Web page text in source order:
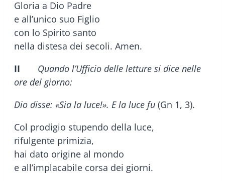
Gloria a Dio Padre
e all’unico suo Figlio
con lo Spirito santo
nella distesa dei secoli. Amen.
II
Quando l’Ufficio delle letture si dice nelle
ore del giorno:
Dio disse: «Sia la luce!». E la luce fu (Gn 1, 3).
Col prodigio stupendo della luce,
rifulgente primizia,
hai dato origine al mondo
e all’implacabile corsa dei giorni.